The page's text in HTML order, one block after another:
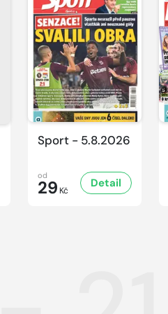
Sport - 5.8.2026
od
29 Kč
Detail